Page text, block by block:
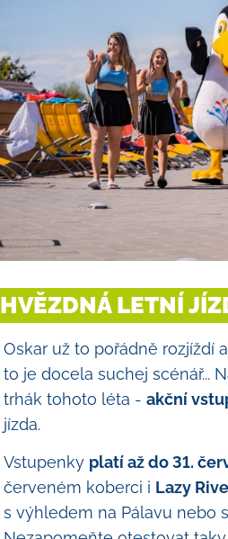
HVĚZDNÁ LETNÍ
Oskar už to pořádně rozjíždí
to je docela suchej scénář...
trhák tohoto léta - akční
jízda.
Vstupenky platí až do 31.
červeném koberci i Lazy
s výhledem na Pálavu nebo